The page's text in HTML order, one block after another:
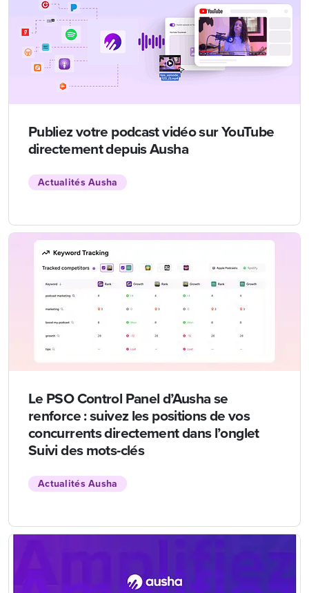
Publiez votre podcast vidéo sur YouTube
directement depuis Ausha
Actualités Ausha
Le PSO Control Panel d’Ausha se
renforce : suivez les positions de vos
concurrents directement dans l’onglet
Suivi des mots-clés
Actualités Ausha